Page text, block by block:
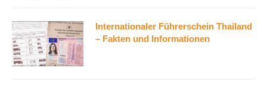
Internationaler Führerschein Thailand
– Fakten und Informationen